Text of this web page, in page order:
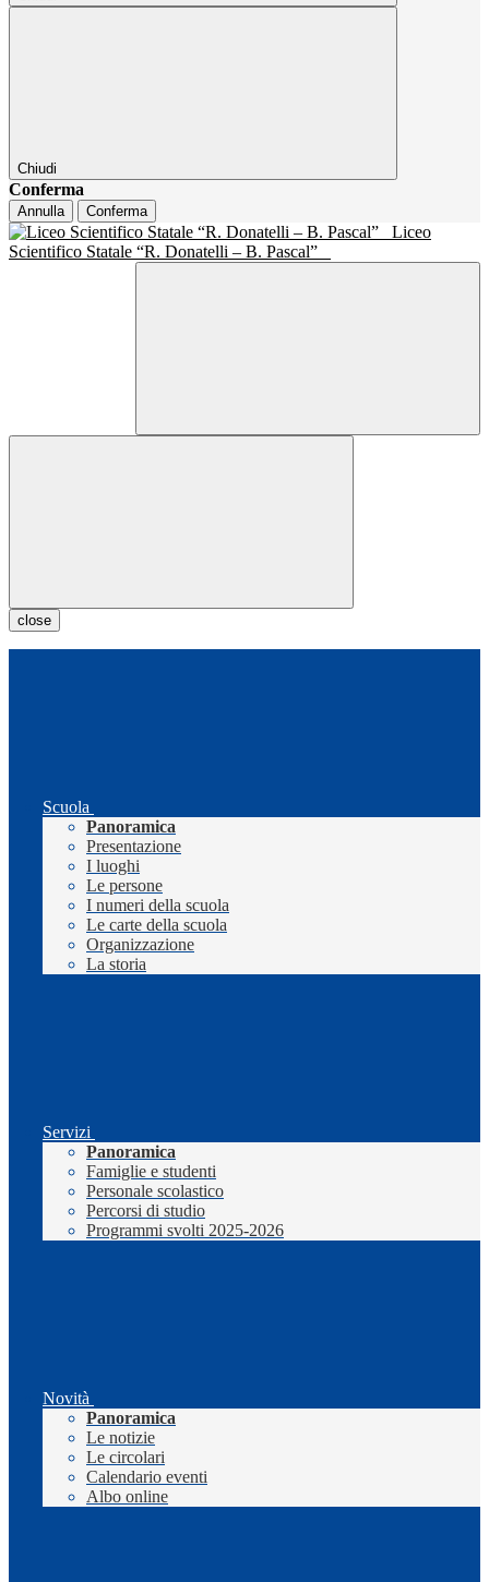
Chiudi
Conferma
Annulla Conferma
Liceo
Scientifico Statale “R. Donatelli – B. Pascal”
close
Scuola
Panoramica
Presentazione
I luoghi
Le persone
I numeri della scuola
Le carte della scuola
Organizzazione
La storia
Servizi
Panoramica
Famiglie e studenti
Personale scolastico
Percorsi di studio
Programmi svolti 2025-2026
Novità
Panoramica
Le notizie
Le circolari
Calendario eventi
Albo online